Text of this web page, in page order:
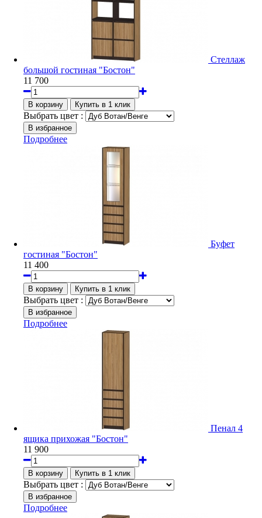
Стеллаж
большой гостиная "Бостон"
11 700
Выбрать цвет :
Подробнее
Буфет
гостиная "Бостон"
11 400
Выбрать цвет :
Подробнее
Пенал 4
ящика прихожая "Бостон"
11 900
Выбрать цвет :
Подробнее